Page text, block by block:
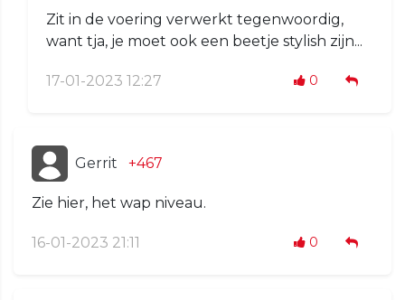
Zit in de voering verwerkt tegenwoordig,
want tja, je moet ook een beetje stylish zijn...
17-01-2023 12:27 0
Gerrit +467
Zie hier, het wap niveau.
16-01-2023 21:11 0